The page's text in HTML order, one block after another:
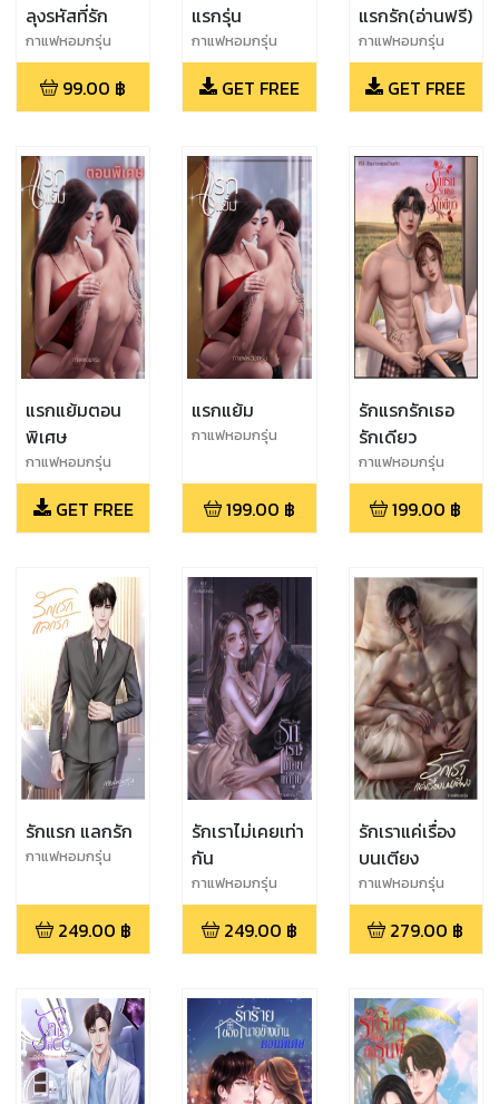
ลุงรหัสที่รัก
กาแฟหอมกรุ่น
99.00 ฿
แรกรุ่น
กาแฟหอมกรุ่น
GET FREE
แรกรัก(อ่านฟรี)
กาแฟหอมกรุ่น
GET FREE
แรกแย้มตอน
พิเศษ
กาแฟหอมกรุ่น
GET FREE
แรกแย้ม
กาแฟหอมกรุ่น
199.00 ฿
รักแรกรักเธอ
รักเดียว
กาแฟหอมกรุ่น
199.00 ฿
รักแรก แลกรัก
กาแฟหอมกรุ่น
249.00 ฿
รักเราไม่เคยเท่า
กัน
กาแฟหอมกรุ่น
249.00 ฿
รักเราแค่เรื่อง
บนเตียง
กาแฟหอมกรุ่น
279.00 ฿